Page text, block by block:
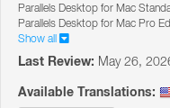
Parallels Desktop for Mac
Parallels Desktop for Mac Pro
Show all
Last Review: May 26,
Available Translations: